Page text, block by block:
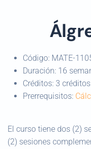
Código: MATE-
Duración: 16
Créditos: 3 créditos
Prerrequisitos:
El curso tiene dos (2)
(2) sesiones